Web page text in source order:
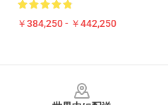
￥384,250 - ￥442,250